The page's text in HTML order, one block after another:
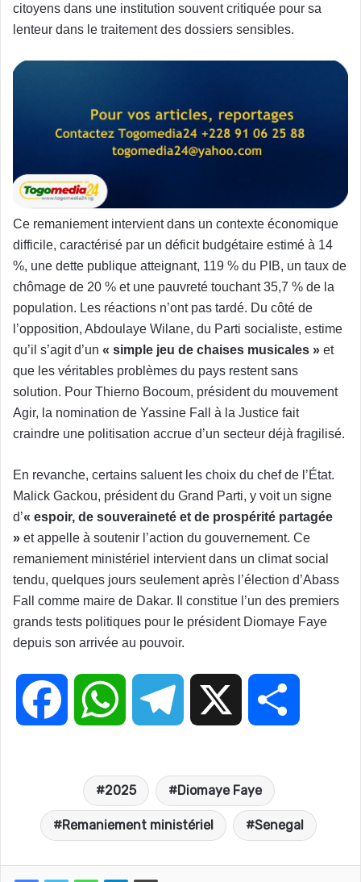
citoyens dans une institution souvent critiquée pour sa
lenteur dans le traitement des dossiers sensibles.
Ce remaniement intervient dans un contexte économique
difficile, caractérisé par un déficit budgétaire estimé à 14
%, une dette publique atteignant, 119 % du PIB, un taux de
chômage de 20 % et une pauvreté touchant 35,7 % de la
population. Les réactions n’ont pas tardé. Du côté de
l’opposition, Abdoulaye Wilane, du Parti socialiste, estime
qu’il s’agit d’un « simple jeu de chaises musicales » et
que les véritables problèmes du pays restent sans
solution. Pour Thierno Bocoum, président du mouvement
Agir, la nomination de Yassine Fall à la Justice fait
craindre une politisation accrue d’un secteur déjà fragilisé.
En revanche, certains saluent les choix du chef de l’État.
Malick Gackou, président du Grand Parti, y voit un signe
d’« espoir, de souveraineté et de prospérité partagée
» et appelle à soutenir l’action du gouvernement. Ce
remaniement ministériel intervient dans un climat social
tendu, quelques jours seulement après l’élection d’Abass
Fall comme maire de Dakar. Il constitue l’un des premiers
grands tests politiques pour le président Diomaye Faye
depuis son arrivée au pouvoir.
a l
2025 Diomaye Faye
Remaniement ministériel Senegal